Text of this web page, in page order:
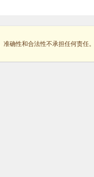
确性和合法性不承担任何责任。